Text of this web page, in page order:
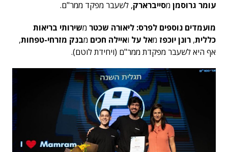
עומר גרוסמן מסייברארק, לשעבר מפקד ממר"ם.
מועמדים נוספים לפרס: ליאורה שכטר משירותי בריאות
כללית, רונן יוכפז מאל על ואיילה חכים מבנק מזרחי-טפחות,
אף היא לשעבר מפקדת ממר"ם (ויחידת לוטם).